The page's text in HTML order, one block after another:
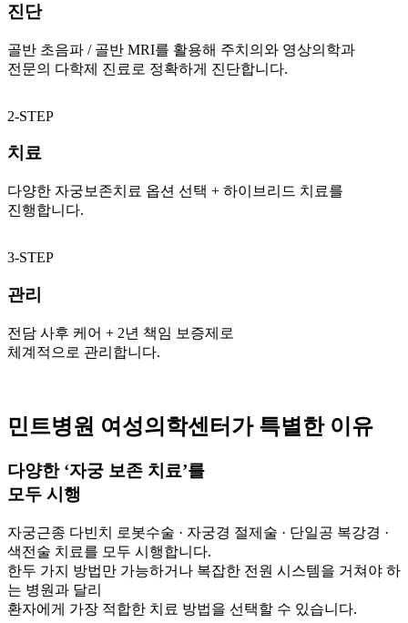
진단
골반 초음파 / 골반 MRI를 활용해 주치의와 영상의학과
전문의 다학제 진료로 정확하게 진단합니다.
2-STEP
치료
다양한 자궁보존치료 옵션 선택 + 하이브리드 치료를
진행합니다.
3-STEP
관리
전담 사후 케어 + 2년 책임 보증제로
체계적으로 관리합니다.
민트병원 여성의학센터가 특별한 이유
다양한 ‘자궁 보존 치료’를
모두 시행
자궁근종 다빈치 로봇수술 · 자궁경 절제술 · 단일공 복강경 ·
색전술 치료를 모두 시행합니다.
한두 가지 방법만 가능하거나 복잡한 전원 시스템을 거쳐야 하
는 병원과 달리
환자에게 가장 적합한 치료 방법을 선택할 수 있습니다.